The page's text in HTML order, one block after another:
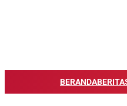
BERANDABERITA